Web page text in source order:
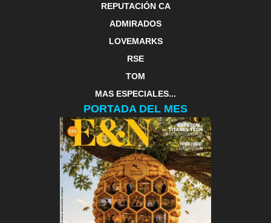
REPUTACIÓN CA
ADMIRADOS
LOVEMARKS
RSE
TOM
MAS ESPECIALES...
PORTADA DEL MES